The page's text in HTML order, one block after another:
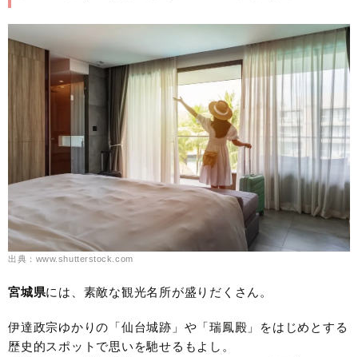
出典：www.shutterstock.com
宮城県には、素敵な観光名所が盛りだくさん。
伊達政宗ゆかりの「仙台城跡」や「瑞鳳殿」をはじめとする
歴史的スポットで思いを馳せるもよし。